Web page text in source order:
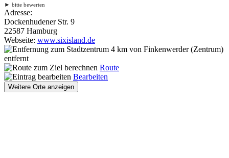
► bitte bewerten
Adresse:
Dockenhudener Str. 9
22587 Hamburg
Webseite: www.sixisland.de
4 km von Finkenwerder (Zentrum)
entfernt
Route
Bearbeiten
Weitere Orte anzeigen